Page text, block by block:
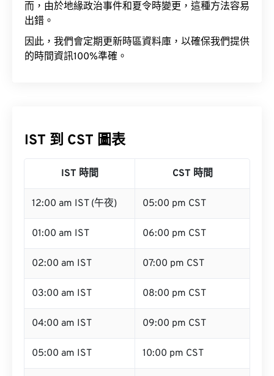
而，由於地緣政治事件和夏令時變更，這種方法容易
出錯。
因此，我們會定期更新時區資料庫，以確保我們提供
的時間資訊100%準確。
IST 到 CST 圖表
IST 時間 CST 時間
12:00 am IST (午夜) 05:00 pm CST
01:00 am IST 06:00 pm CST
02:00 am IST 07:00 pm CST
03:00 am IST 08:00 pm CST
04:00 am IST 09:00 pm CST
05:00 am IST 10:00 pm CST